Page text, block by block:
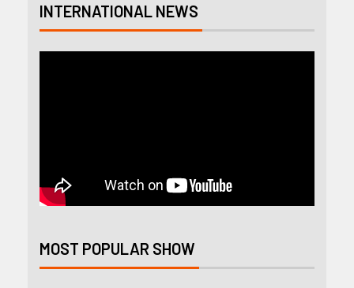
INTERNATIONAL NEWS
MOST POPULAR SHOW